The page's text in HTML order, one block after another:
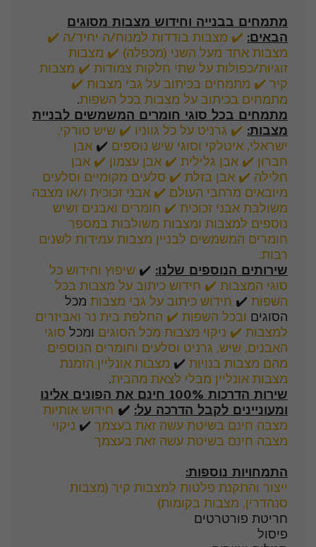
מתמחים בבנייה וחידוש מצבות מסוגים
הבאים: ✔️ מצבות בודדות למנוח/ה יחיד/ה ✔️
מצבות אחד מעל השני (מכפלה) ✔️ מצבות
זוגיות/כפולות על שתי חלקות צמודות ✔️ מצבות
קיר ✔️ מתמחים בכיתוב על גבי מצבות ✔️
מתמחים בכיתוב על מצבות בכל השפות.
מתמחים בכל סוגי חומרים המשמשים לבניית
מצבות: ✔️ גרניט על כל גווניו ✔️ שיש טורקי,
ישראלי, איטלקי וסוגי שיש נוספים ✔️ אבן
חברון ✔️ אבן גלילית ✔️ אבן עצמון ✔️ אבן
חלילה ✔️ אבן בזלת ✔️ סלעים מקומיים וסלעים
מיובאים מרחבי העולם ✔️ אבני זכוכית ו/או מצבה
משולבת אבני זכוכית ✔️ חומרים ואבנים ושיש
נוספים למצבות ומצבות משולבות במספר
חומרים המשמשים לבניין מצבות עמידות לשנים
רבות.
שירותים הנוספים שלנו: ✔️ שיפוץ וחידוש כל
סוגי המצבות ✔️ חידוש כיתוב על מצבות בכל
השפות ✔️ חידוש כיתוב על גבי מצבות מכל
הסוגים ובכל השפות ✔️ החלפת בית נר ואביזרים
למצבות ✔️ ניקוי מצבות מכל הסוגים ומכל סוגי
האבנים, שיש, גרניט וסלעים וחומרים הנוספים
מהם מצבות בנויות ✔️ מצבות אונליין הזמנת
מצבות אונליין מבלי לצאת מהבית.
שירות הדרכות 100% חינם את הפונים אלינו
ומעוניינים לקבל הדרכה על: ✔️ חידוש אותיות
מצבה חינם בשיטת עשה זאת בעצמך ✔️ ניקוי
מצבה חינם בשיטת עשה זאת בעצמך
התמחויות נוספות:
ייצור והתקנת פלטות למצבות קיר (מצבות
סנהדרין, מצבות בקומות)
חריטת פורטרטים
פיסול